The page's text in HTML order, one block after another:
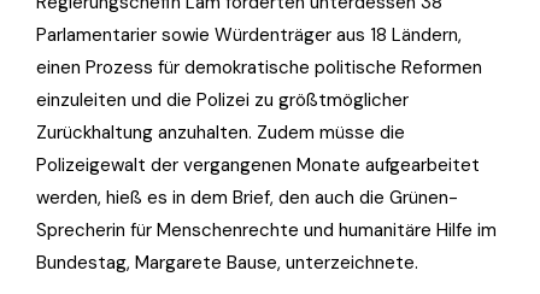
Parlamentarier sowie Würdenträger aus 18 Ländern,
einen Prozess für demokratische politische Reformen
einzuleiten und die Polizei zu größtmöglicher
Zurückhaltung anzuhalten. Zudem müsse die
Polizeigewalt der vergangenen Monate aufgearbeitet
werden, hieß es in dem Brief, den auch die Grünen-
Sprecherin für Menschenrechte und humanitäre Hilfe im
Bundestag, Margarete Bause, unterzeichnete.